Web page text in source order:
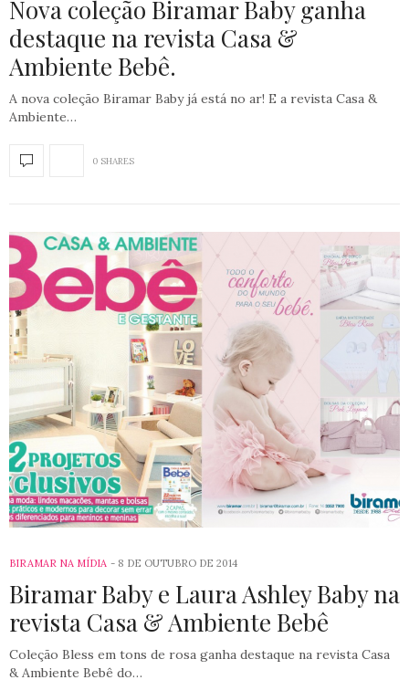
Nova coleção Biramar Baby ganha
destaque na revista Casa &
Ambiente Bebê.
A nova coleção Biramar Baby já está no ar! E a revista Casa &
Ambiente…
0 SHARES
BIRAMAR NA MÍDIA 8 DE OUTUBRO DE 2014
Biramar Baby e Laura Ashley Baby na
revista Casa & Ambiente Bebê
Coleção Bless em tons de rosa ganha destaque na revista Casa
& Ambiente Bebê do…